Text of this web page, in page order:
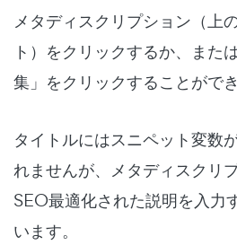
メタディスクリプション（上
ト）をクリックするか、また
集」をクリックすることができ
タイトルにはスニペット変数
れませんが、メタディスクリ
SEO最適化された説明を入力
います。